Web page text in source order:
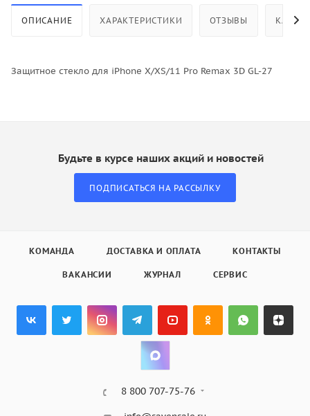
ОПИСАНИЕ ХАРАКТЕРИСТИКИ ОТЗЫВЫ КАК
Защитное стекло для iPhone X/XS/11 Pro Remax 3D GL-27
Будьте в курсе наших акций и новостей
ПОДПИСАТЬСЯ НА РАССЫЛКУ
КОМАНДА ДОСТАВКА И ОПЛАТА КОНТАКТЫ
ВАКАНСИИ ЖУРНАЛ СЕРВИС
8 800 707-75-76